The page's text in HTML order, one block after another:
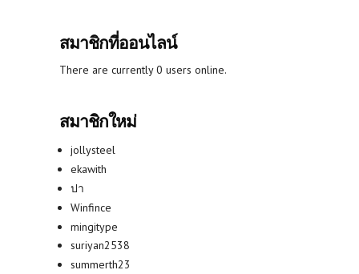
สมาชิกที่ออนไลน์
There are currently 0 users online.
สมาชิกใหม่
jollysteel
ekawith
ปา
Winfince
mingitype
suriyan2538
summerth23